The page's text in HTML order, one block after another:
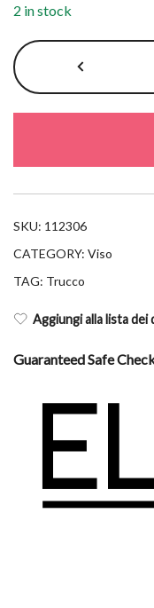
2 in stock
SKU: 112306
CATEGORY: Viso
TAG: Trucco
Aggiungi alla lista dei
Guaranteed Safe